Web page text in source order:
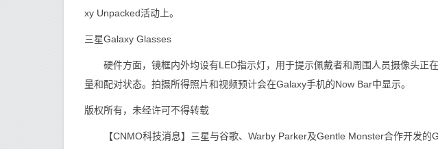
xy Unpacked活动上。
三星Galaxy Glasses
硬件方面，镜框内外均设有LED指示灯，用于提示佩戴者和周围人员摄像头正
量和配对状态。拍摄所得照片和视频预计会在Galaxy手机的Now Bar中显示。
版权所有，未经许可不得转载
【CNMO科技消息】三星与谷歌、Warby Parker及Gentle Monster合作开发的